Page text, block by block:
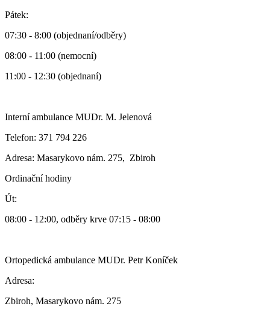
Pátek:
07:30 - 8:00 (objednaní/odběry)
08:00 - 11:00 (nemocní)
11:00 - 12:30 (objednaní)
Interní ambulance MUDr. M. Jelenová
Telefon: 371 794 226
Adresa: Masarykovo nám. 275, Zbiroh
Ordinační hodiny
Út:
08:00 - 12:00, odběry krve 07:15 - 08:00
Ortopedická ambulance MUDr. Petr Koníček
Adresa:
Zbiroh, Masarykovo nám. 275